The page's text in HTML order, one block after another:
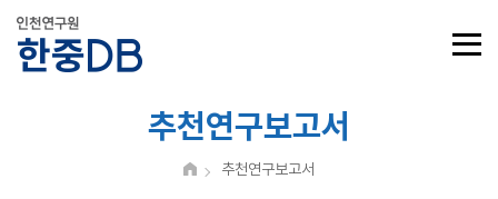
추천연구보고서
추천연구보고서